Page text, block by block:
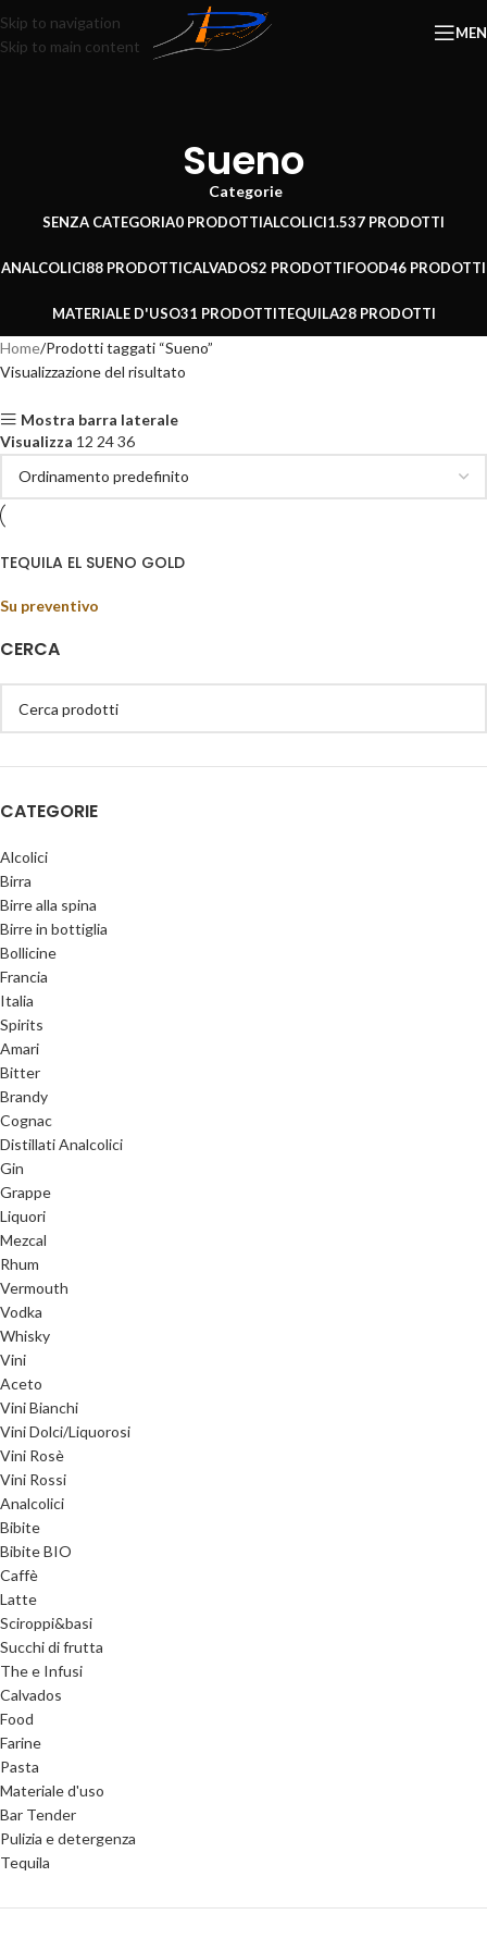
Skip to navigation
Skip to main content
Sueno
Categorie
SENZA CATEGORIA0 PRODOTTIALCOLICI1.537 PRODOTTI
ANALCOLICI88 PRODOTTICALVADOS2 PRODOTTIFOOD46 PRODOTTI
MATERIALE D'USO31 PRODOTTITEQUILA28 PRODOTTI
CERCA
CATEGORIE
Alcolici
Birra
Birre alla spina
Birre in bottiglia
Bollicine
Francia
Italia
Spirits
Amari
Bitter
Brandy
Cognac
Distillati Analcolici
Gin
Grappe
Liquori
Mezcal
Rhum
Vermouth
Vodka
Whisky
Vini
Aceto
Vini Bianchi
Vini Dolci/Liquorosi
Vini Rosè
Vini Rossi
Analcolici
Bibite
Bibite BIO
Caffè
Latte
Sciroppi&basi
Succhi di frutta
The e Infusi
Calvados
Food
Farine
Pasta
Materiale d'uso
Bar Tender
Pulizia e detergenza
Tequila
Home Prodotti taggati “Sueno”
Visualizzazione del risultato
Mostra barra laterale
Visualizza 12 2436
TEQUILA EL SUENO GOLD
Su preventivo